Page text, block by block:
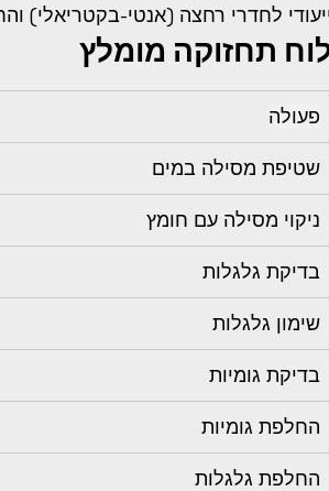
לחדרי רחצה (אנטי-בקטריאלי)
תחזוקה מומלץ
פעולה
שטיפת מסילה במים
ניקוי מסילה עם חומץ
בדיקת גלגלות
שימון גלגלות
בדיקת גומיות
החלפת גומיות
החלפת גלגלות